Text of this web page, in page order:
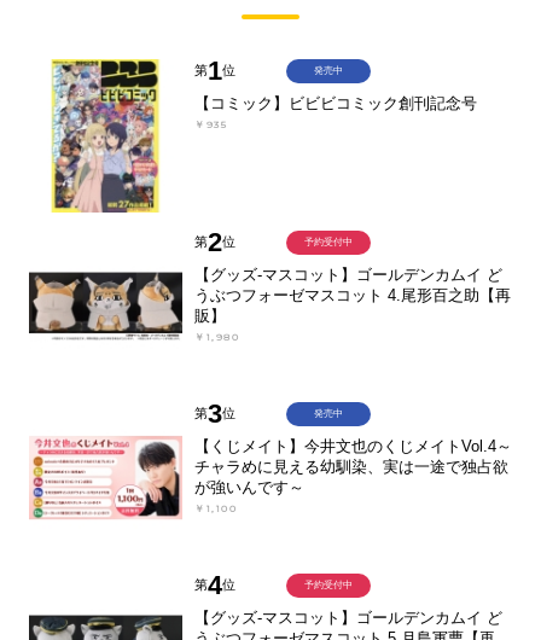
第1位
【コミック】ビビビコミック創刊記念号
￥935
発売中
第2位
【グッズ-マスコット】ゴールデンカムイ ど
うぶつフォーゼマスコット 4.尾形百之助【再
販】
￥1,980
予約受付中
第3位
【くじメイト】今井文也のくじメイトVol.4～
チャラめに見える幼馴染、実は一途で独占欲
が強いんです～
￥1,100
発売中
第4位
【グッズ-マスコット】ゴールデンカムイ ど
予約受付中